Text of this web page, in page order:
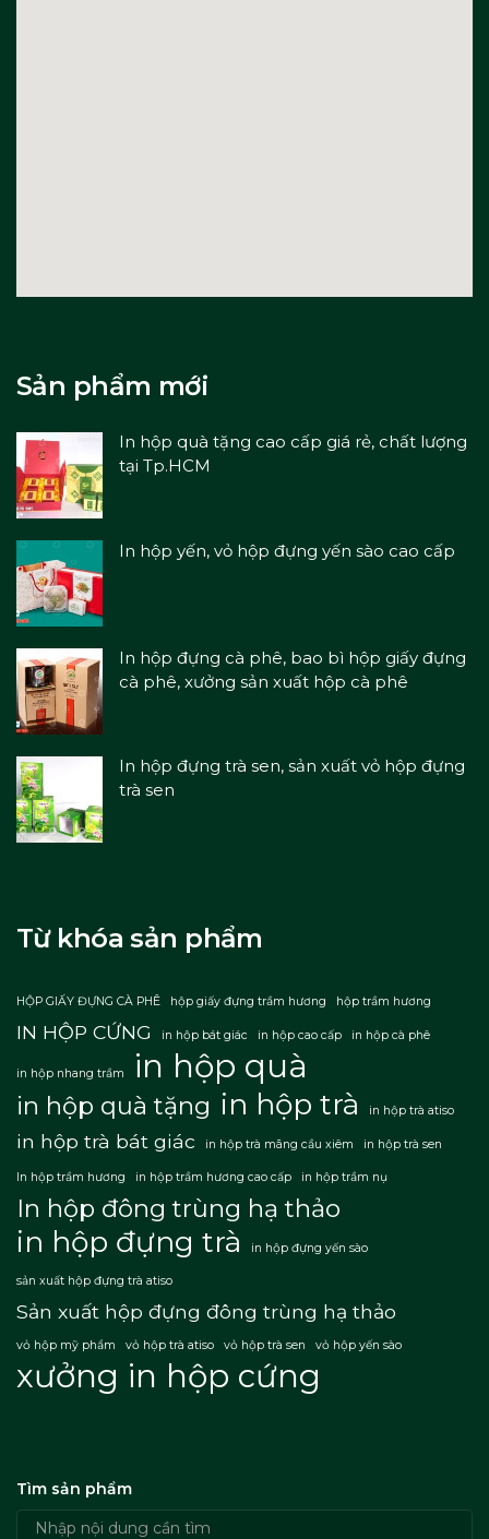
Sản phẩm mới
In hộp quà tặng cao cấp giá rẻ, chất lượng
tại Tp.HCM
In hộp yến, vỏ hộp đựng yến sào cao cấp
In hộp đựng cà phê, bao bì hộp giấy đựng
cà phê, xưởng sản xuất hộp cà phê
In hộp đựng trà sen, sản xuất vỏ hộp đựng
trà sen
Từ khóa sản phẩm
HỘP GIẤY ĐỰNG CÀ PHÊ hộp giấy đựng trầm hương hộp trầm hương
IN HỘP CỨNG in hộp bát giác in hộp cao cấp in hộp cà phê
in hộp nhang trầm in hộp quà
in hộp quà tặng in hộp trà in hộp trà atiso
in hộp trà bát giác in hộp trà mãng cầu xiêm in hộp trà sen
In hộp trầm hương in hộp trầm hương cao cấp in hộp trầm nụ
In hộp đông trùng hạ thảo
in hộp đựng trà in hộp đựng yến sào
sản xuất hộp đựng trà atiso
Sản xuất hộp đựng đông trùng hạ thảo
vỏ hộp mỹ phẩm vỏ hộp trà atiso vỏ hộp trà sen vỏ hộp yến sào
xưởng in hộp cứng
Tìm sản phẩm